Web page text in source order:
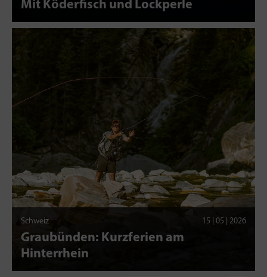
Mit Köderfisch und Lockperle
Schweiz 15 | 05 | 2026
Graubünden: Kurzferien am
Hinterrhein